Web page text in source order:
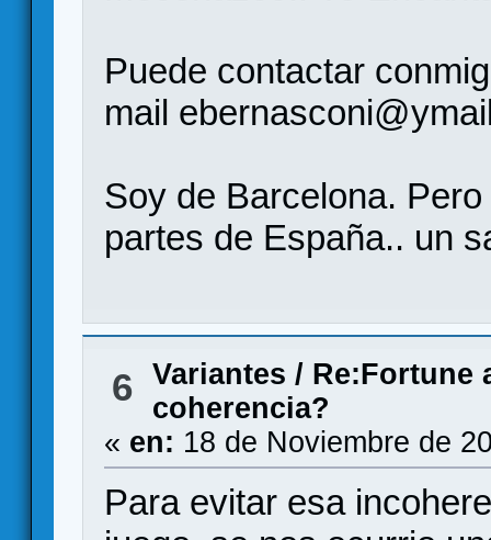
Puede contactar
mail
Soy de Barcelona.
partes de España.. un
6 Variantes / Re:Fortune
coherencia?
« en: 18 de Noviembre de
Para evitar esa